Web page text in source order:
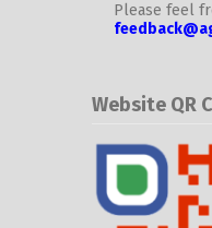
Please feel
Website QR